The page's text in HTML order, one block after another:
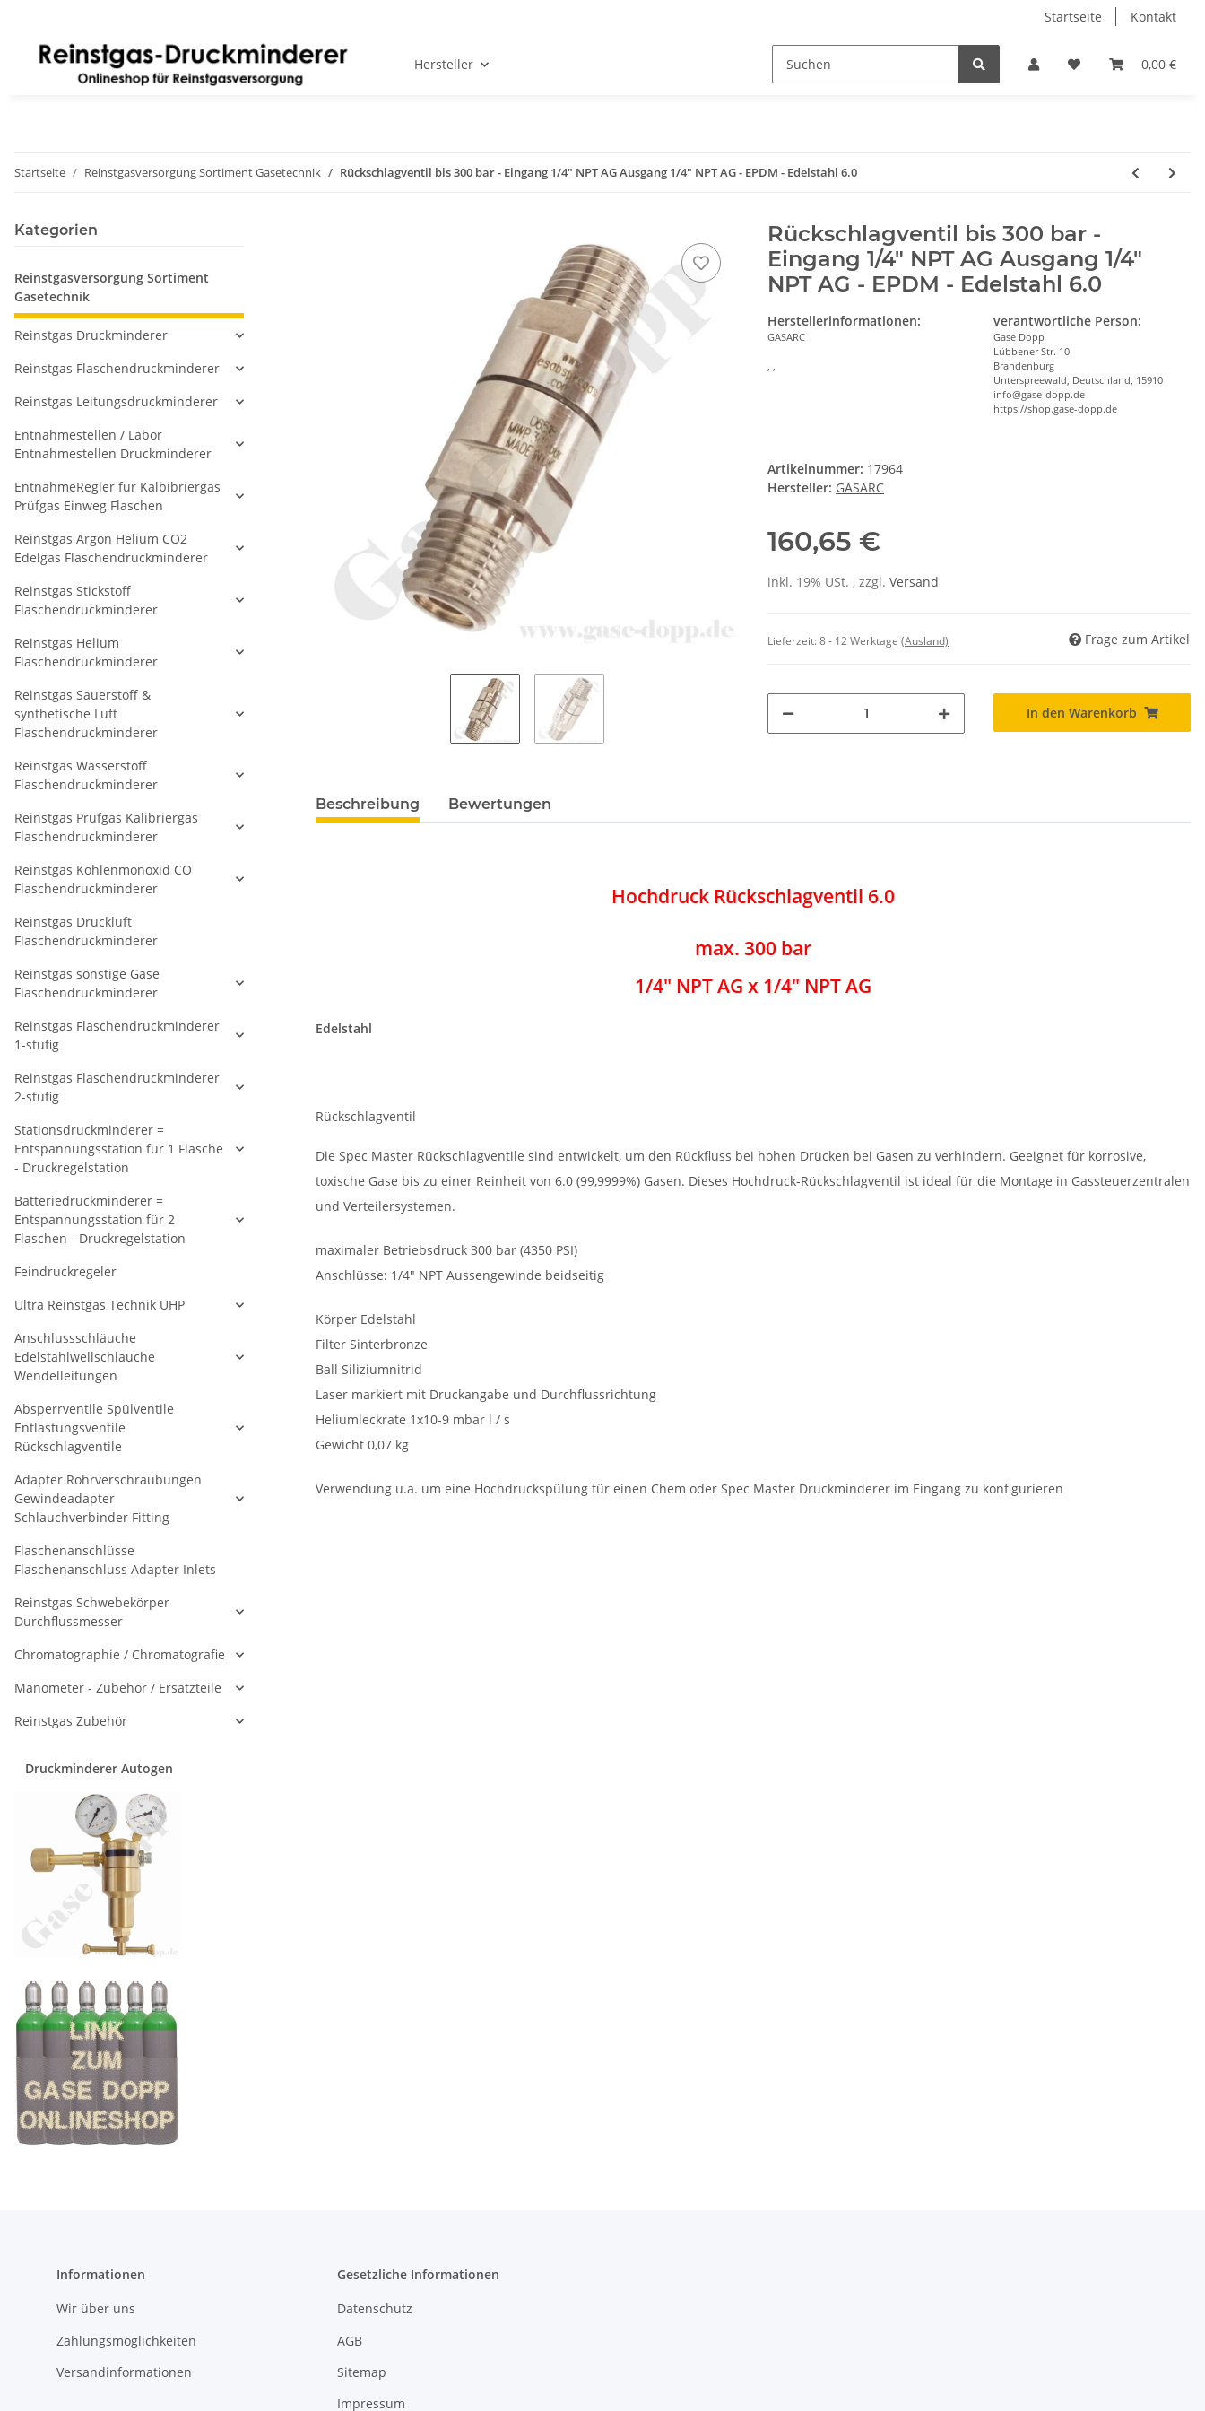
Startseite Kontakt
0,00 €
Hersteller
Startseite Reinstgasversorgung Sortiment Gasetechnik Rückschlagventil bis 300 bar - Eingang 1/4" NPT AG Ausgang 1/4" NPT AG - EPDM - Edelstahl 6.0
Rückschlagventil bis 300 bar -
Eingang 1/4" NPT AG Ausgang 1/4"
NPT AG - EPDM - Edelstahl 6.0
Herstellerinformationen:
GASARC
, ,
verantwortliche Person:
Gase Dopp
Lübbener Str. 10
Brandenburg
Unterspreewald, Deutschland, 15910
info@gase-dopp.de
https://shop.gase-dopp.de
Artikelnummer: 17964
Hersteller: GASARC
160,65 €
inkl. 19% USt. , zzgl. Versand
Lieferzeit:8 - 12 Werktage (Ausland) Frage zum Artikel
In den Warenkorb
Beschreibung Bewertungen
Hochdruck Rückschlagventil 6.0
max. 300 bar
1/4" NPT AG x 1/4" NPT AG
Edelstahl
Rückschlagventil
Die Spec Master Rückschlagventile sind entwickelt, um den Rückfluss bei hohen Drücken bei Gasen zu verhindern. Geeignet für korrosive,
toxische Gase bis zu einer Reinheit von 6.0 (99,9999%) Gasen. Dieses Hochdruck-Rückschlagventil ist ideal für die Montage in Gassteuerzentralen
und Verteilersystemen.
maximaler Betriebsdruck 300 bar (4350 PSI)
Anschlüsse: 1/4" NPT Aussengewinde beidseitig
Körper Edelstahl
Filter Sinterbronze
Ball Siliziumnitrid
Laser markiert mit Druckangabe und Durchflussrichtung
Heliumleckrate 1x10-9 mbar l / s
Gewicht 0,07 kg
Verwendung u.a. um eine Hochdruckspülung für einen Chem oder Spec Master Druckminderer im Eingang zu konfigurieren
Kategorien
Reinstgasversorgung Sortiment
Gasetechnik
Reinstgas Druckminderer
Reinstgas Flaschendruckminderer
Reinstgas Leitungsdruckminderer
Entnahmestellen / Labor
Entnahmestellen Druckminderer
EntnahmeRegler für Kalbibriergas
Prüfgas Einweg Flaschen
Reinstgas Argon Helium CO2
Edelgas Flaschendruckminderer
Reinstgas Stickstoff
Flaschendruckminderer
Reinstgas Helium
Flaschendruckminderer
Reinstgas Sauerstoff &
synthetische Luft
Flaschendruckminderer
Reinstgas Wasserstoff
Flaschendruckminderer
Reinstgas Prüfgas Kalibriergas
Flaschendruckminderer
Reinstgas Kohlenmonoxid CO
Flaschendruckminderer
Reinstgas Druckluft
Flaschendruckminderer
Reinstgas sonstige Gase
Flaschendruckminderer
Reinstgas Flaschendruckminderer
1-stufig
Reinstgas Flaschendruckminderer
2-stufig
Stationsdruckminderer =
Entspannungsstation für 1 Flasche
- Druckregelstation
Batteriedruckminderer =
Entspannungsstation für 2
Flaschen - Druckregelstation
Feindruckregeler
Ultra Reinstgas Technik UHP
Anschlussschläuche
Edelstahlwellschläuche
Wendelleitungen
Absperrventile Spülventile
Entlastungsventile
Rückschlagventile
Adapter Rohrverschraubungen
Gewindeadapter
Schlauchverbinder Fitting
Flaschenanschlüsse
Flaschenanschluss Adapter Inlets
Reinstgas Schwebekörper
Durchflussmesser
Chromatographie / Chromatografie
Manometer - Zubehör / Ersatzteile
Reinstgas Zubehör
Druckminderer Autogen
Informationen
Wir über uns
Zahlungsmöglichkeiten
Versandinformationen
Gesetzliche Informationen
Datenschutz
AGB
Sitemap
Impressum